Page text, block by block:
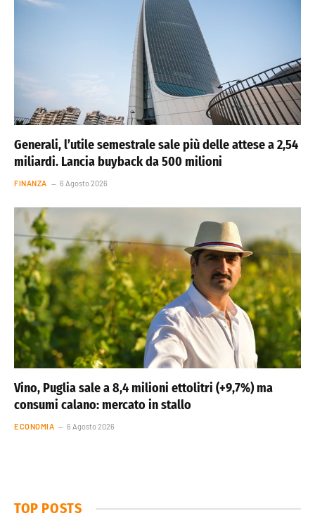
Generali, l’utile semestrale sale più delle attese a 2,54
miliardi. Lancia buyback da 500 milioni
FINANZA 6 Agosto 2026
Vino, Puglia sale a 8,4 milioni ettolitri (+9,7%) ma
consumi calano: mercato in stallo
ECONOMIA 6 Agosto 2026
TOP POSTS